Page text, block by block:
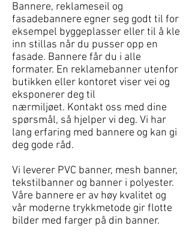
Bannere, reklameseil og
fasadebannere egner seg godt til for
eksempel byggeplasser eller til å kle
inn stillas når du pusser opp en
fasade. Bannere får du i alle
formater. En reklamebanner utenfor
butikken eller kontoret viser vei og
eksponerer deg til
nærmiljøet. Kontakt oss med dine
spørsmål, så hjelper vi deg. Vi har
lang erfaring med bannere og kan gi
deg gode råd.
Vi leverer PVC banner, mesh banner,
tekstilbanner og banner i polyester.
Våre bannere er av høy kvalitet og
vår moderne trykkmetode gir flotte
bilder med farger på din banner.